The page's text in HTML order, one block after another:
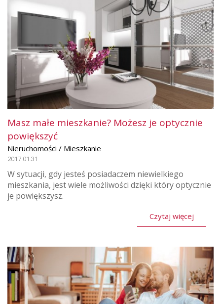
Masz małe mieszkanie? Możesz je optycznie
powiększyć
Nieruchomości / Mieszkanie
2017.01.31
W sytuacji, gdy jesteś posiadaczem niewielkiego
mieszkania, jest wiele możliwości dzięki który optycznie
je powiększysz.
Czytaj więcej